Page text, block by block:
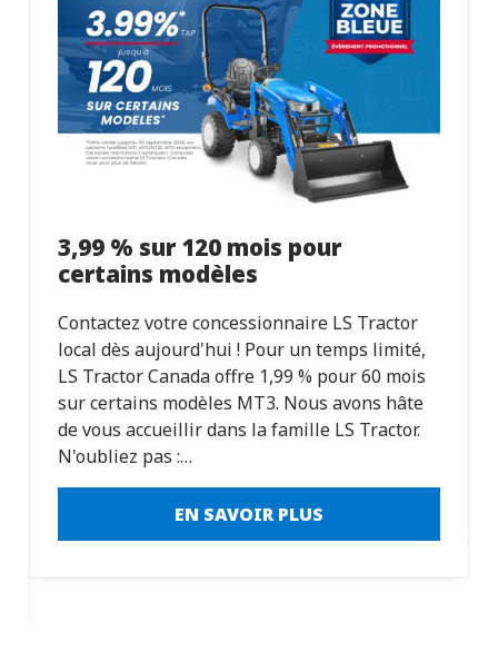
3,99 % sur 120 mois pour
certains modèles
Contactez votre concessionnaire LS Tractor
local dès aujourd'hui ! Pour un temps limité,
LS Tractor Canada offre 1,99 % pour 60 mois
sur certains modèles MT3. Nous avons hâte
de vous accueillir dans la famille LS Tractor.
N'oubliez pas :…
EN SAVOIR PLUS